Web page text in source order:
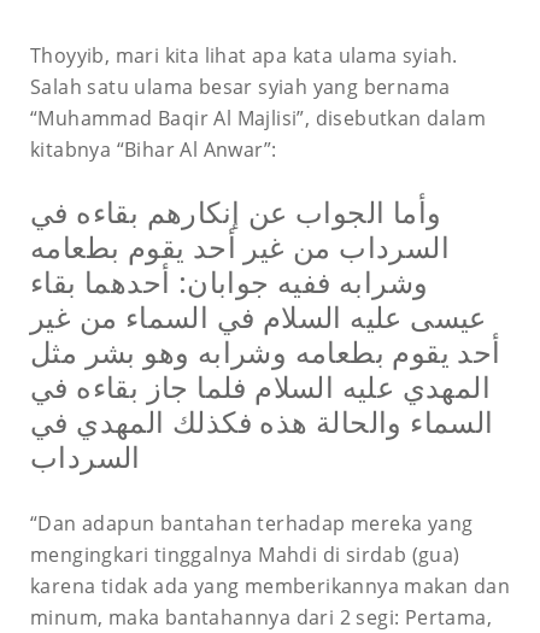
Thoyyib, mari kita lihat apa kata ulama syiah.
Salah satu ulama besar syiah yang bernama
“Muhammad Baqir Al Majlisi”, disebutkan dalam
kitabnya “Bihar Al Anwar”:
وأما الجواب عن إنكارهم بقاءه في
السرداب من غير أحد يقوم بطعامه
وشرابه ففيه جوابان: أحدهما بقاء
عيسى عليه السلام في السماء من غير
أحد يقوم بطعامه وشرابه وهو بشر مثل
المهدي عليه السلام فلما جاز بقاءه في
السماء والحالة هذه فكذلك المهدي في
السرداب
“Dan adapun bantahan terhadap mereka yang
mengingkari tinggalnya Mahdi di sirdab (gua)
karena tidak ada yang memberikannya makan dan
minum, maka bantahannya dari 2 segi: Pertama,